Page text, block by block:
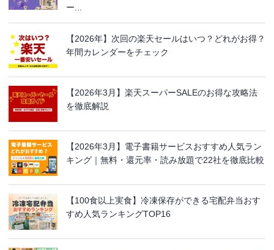
ー...
【2026年】次回の楽天セールはいつ？どれがお得？
年間カレンダーをチェック
【2026年3月】楽天スーパーSALEのお得な攻略法
を徹底解説
【2026年3月】電子書籍サービスおすすめ人気ラン
キング｜無料・還元率・読み放題で22社を徹底比較
【100食以上実食】冷凍保存ができる宅配弁当おす
すめ人気ランキングTOP16